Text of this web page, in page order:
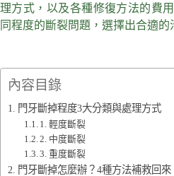
理方式，以及各種修復方法的費
同程度的斷裂問題，選擇出合適的
內容目錄
門牙斷掉程度3大分類與處理方式
1. 輕度斷裂
2. 中度斷裂
3. 重度斷裂
門牙斷掉怎麼辦？4種方法補救回來